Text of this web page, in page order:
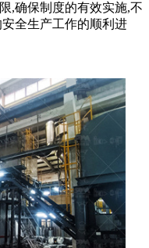
,确保制度的有效实施,不
全生产工作的顺利进